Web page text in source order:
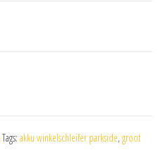
Tags: akku winkelschleifer parkside, groot